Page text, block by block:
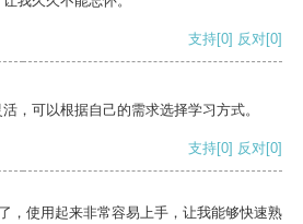
支持[0] 反对[0]
，可以根据自己的需求选择学习方式。
支持[0] 反对[0]
，使用起来非常容易上手，让我能够快速熟